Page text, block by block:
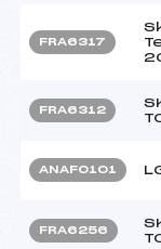
FRA6317
FRA6312
ANAF0101
FRA6256